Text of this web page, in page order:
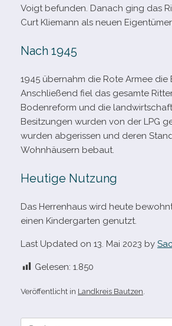
Voigt befun­den. Danach ging das
Curt Kliemann als neuen
Nach 1945
1945 über­nahm die Rote Armee die
Anschließend fiel das gesamte
Bodenreform und die
Besitzungen wur­den von der LPG
wur­den abge­ris­sen und deren
Wohnhäusern bebaut.
Heutige Nutzung
Das Herrenhaus wird heute
einen Kindergarten genutzt.
Last Updated on 13. Mai 2023 by
Gelesen: 1.850
Veröffentlicht in Landkreis Bautzen
Suche